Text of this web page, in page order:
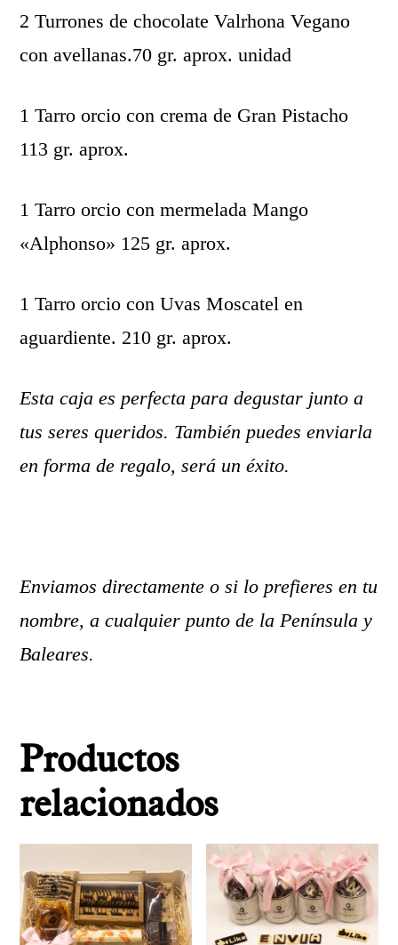
2 Turrones de chocolate Valrhona Vegano
con avellanas.70 gr. aprox. unidad
1 Tarro orcio con crema de Gran Pistacho
113 gr. aprox.
1 Tarro orcio con mermelada Mango
«Alphonso» 125 gr. aprox.
1 Tarro orcio con Uvas Moscatel en
aguardiente. 210 gr. aprox.
Esta caja es perfecta para degustar junto a
tus seres queridos. También puedes enviarla
en forma de regalo, será un éxito.
Enviamos directamente o si lo prefieres en tu
nombre, a cualquier punto de la Península y
Baleares.
Productos
relacionados